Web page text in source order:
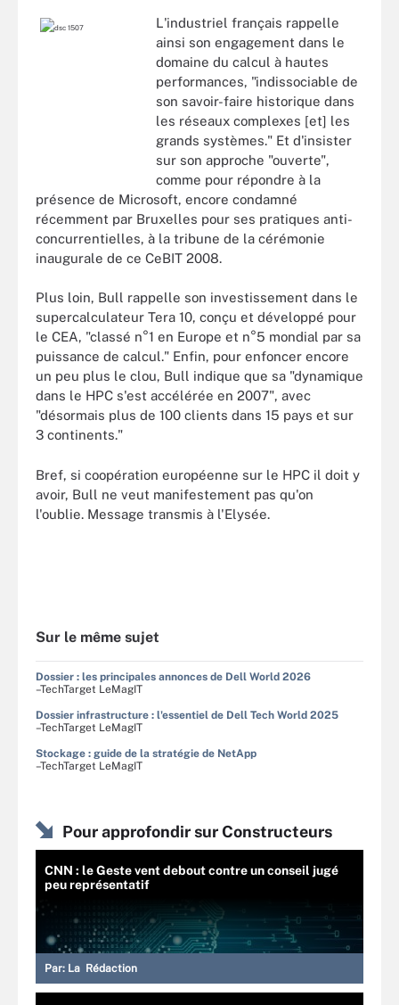
L'industriel français rappelle
ainsi son engagement dans le
domaine du calcul à hautes
performances, "indissociable de
son savoir-faire historique dans
les réseaux complexes [et] les
grands systèmes." Et d'insister
sur son approche "ouverte",
comme pour répondre à la
présence de Microsoft, encore condamné
récemment par Bruxelles pour ses pratiques anti-
concurrentielles, à la tribune de la cérémonie
inaugurale de ce CeBIT 2008.
Plus loin, Bull rappelle son investissement dans le
supercalculateur Tera 10, conçu et développé pour
le CEA, "classé n°1 en Europe et n°5 mondial par sa
puissance de calcul." Enfin, pour enfoncer encore
un peu plus le clou, Bull indique que sa "dynamique
dans le HPC s'est accélérée en 2007", avec
"désormais plus de 100 clients dans 15 pays et sur
3 continents."
Bref, si coopération européenne sur le HPC il doit y
avoir, Bull ne veut manifestement pas qu'on
l'oublie. Message transmis à l'Elysée.
Sur le même sujet
Dossier : les principales annonces de Dell World 2026
–TechTarget LeMagIT
Dossier infrastructure : l'essentiel de Dell Tech World 2025
–TechTarget LeMagIT
Stockage : guide de la stratégie de NetApp
–TechTarget LeMagIT
Pour approfondir sur Constructeurs
CNN : le Geste vent debout contre un conseil jugé
peu représentatif
Par: La Rédaction